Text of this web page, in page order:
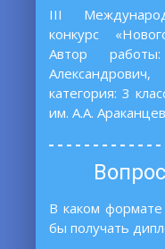
III
конкурс
Автор
категория: 3
им. А.А.
В каком
бы получать